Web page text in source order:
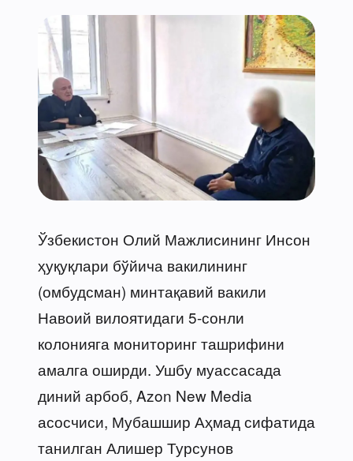
Ўзбекистон Олий Мажлисининг Инсон
ҳуқуқлари бўйича вакилининг
(омбудсман) минтақавий вакили
Навоий вилоятидаги 5-сонли
колонияга мониторинг ташрифини
амалга оширди. Ушбу муассасада
диний арбоб, Azon New Media
асосчиси, Мубашшир Аҳмад сифатида
танилган Алишер Турсунов